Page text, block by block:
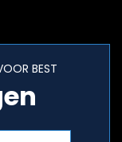
BEST